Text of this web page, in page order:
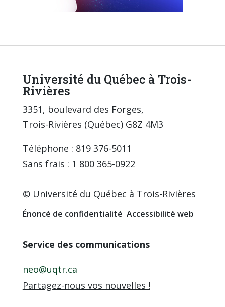
Université du Québec à Trois-
Rivières
3351, boulevard des Forges,
Trois-Rivières (Québec) G8Z 4M3
Téléphone : 819 376-5011
Sans frais : 1 800 365-0922
© Université du Québec à Trois-Rivières
Énoncé de confidentialité Accessibilité web
Service des communications
neo@uqtr.ca
Partagez-nous vos nouvelles !